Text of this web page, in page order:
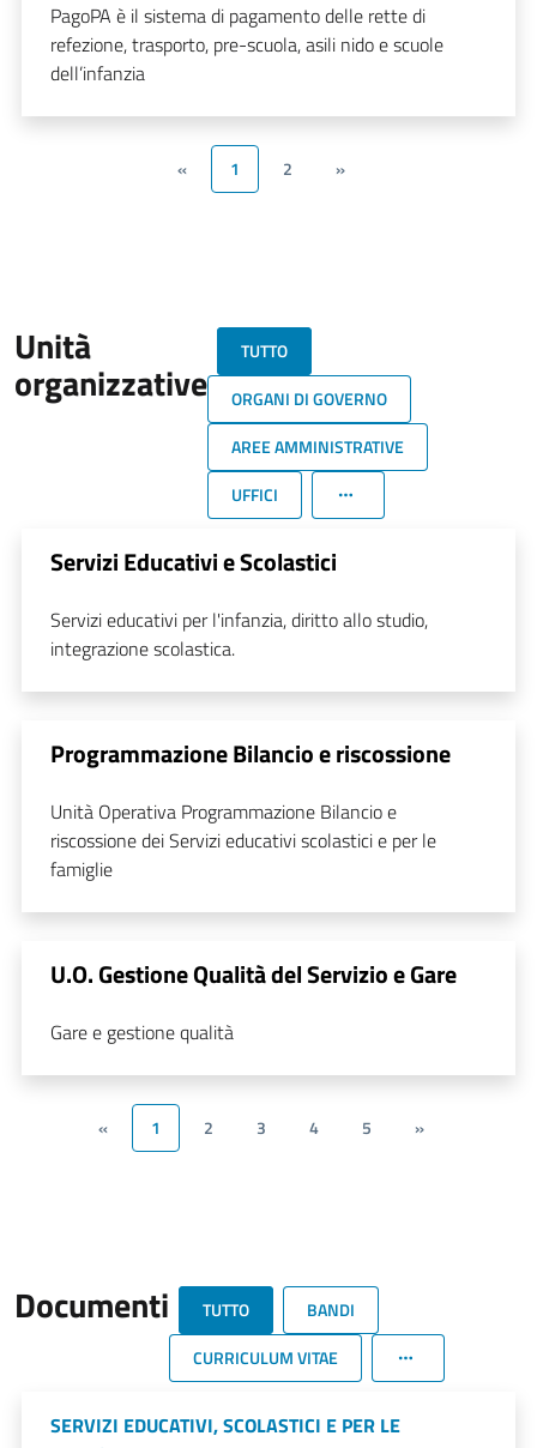
PagoPA è il sistema di pagamento delle rette di
refezione, trasporto, pre-scuola, asili nido e scuole
dell’infanzia
« 1 2 »
Unità
organizzative
TUTTO
ORGANI DI GOVERNO
AREE AMMINISTRATIVE
UFFICI
Servizi Educativi e Scolastici
Servizi educativi per l'infanzia, diritto allo studio,
integrazione scolastica.
Programmazione Bilancio e riscossione
Unità Operativa Programmazione Bilancio e
riscossione dei Servizi educativi scolastici e per le
famiglie
U.O. Gestione Qualità del Servizio e Gare
Gare e gestione qualità
« 1 2 3 4 5 »
Documenti TUTTO
BANDI
CURRICULUM VITAE
SERVIZI EDUCATIVI, SCOLASTICI E PER LE